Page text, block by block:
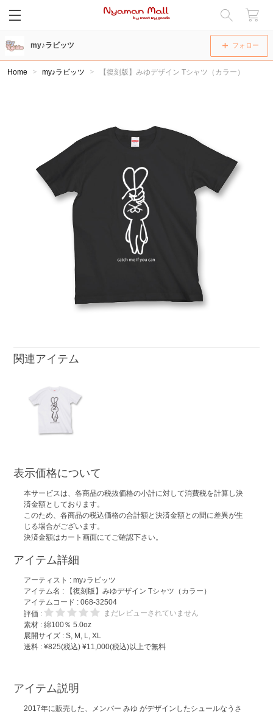
閉じる
my♪ラビッツ フォロー
Home my♪ラビッツ 【復刻版】みゆデザイン Tシャツ（カラー）
関連アイテム
表示価格について
本サービスは、各商品の税抜価格の小計に対して消費税を計算し決
済金額としております。
このため、各商品の税込価格の合計額と決済金額との間に差異が生
じる場合がございます。
決済金額はカート画面にてご確認下さい。
アイテム詳細
アーティスト :my♪ラビッツ
アイテム名 :
【復刻版】みゆデザイン Tシャツ（カラー）
アイテムコード : 068-32504
評価 :
まだレビューされていません
素材 : 綿100％ 5.0oz
展開サイズ : S, M, L, XL
送料 : ¥825(税込) ¥11,000(税込)以上で無料
アイテム説明
2017年に販売した、メンバー みゆ がデザインしたシュールなうさ